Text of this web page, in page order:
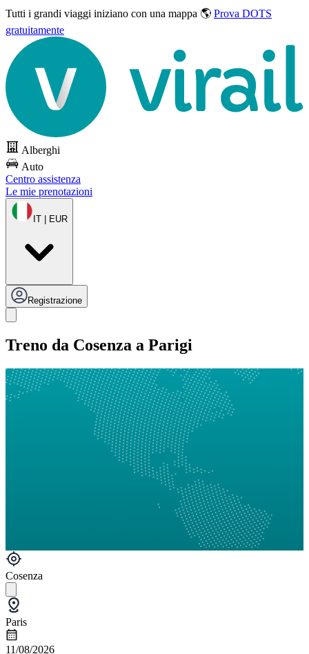
Tutti i grandi viaggi iniziano con una mappa 🌎 Prova DOTS
gratuitamente
Alberghi
Auto
Centro assistenza
Le mie prenotazioni
IT | EUR
Registrazione
Treno da Cosenza a Parigi
Cosenza
Paris
11/08/2026